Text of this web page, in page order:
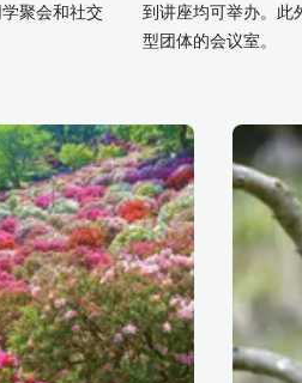
聚会和社交
到讲座均可举办。此
型团体的会议室。